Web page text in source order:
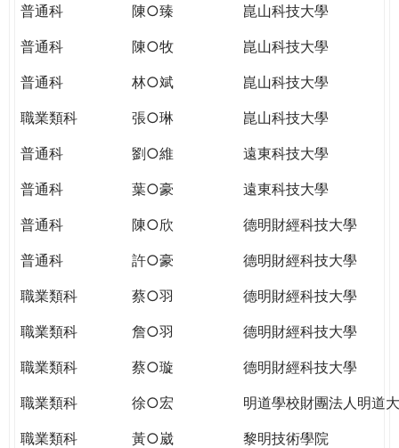
普通科
陳○臻
崑山科技大學
普通科
陳○牧
崑山科技大學
普通科
林○斌
崑山科技大學
職業類科
張○琳
崑山科技大學
普通科
劉○維
遠東科技大學
普通科
葉○豪
遠東科技大學
普通科
陳○欣
德明財經科技大學
普通科
許○豪
德明財經科技大學
職業類科
蔡○羽
德明財經科技大學
職業類科
詹○羽
德明財經科技大學
職業類科
蔡○璇
德明財經科技大學
職業類科
徐○宏
明道學校財團法人明道
職業類科
黃○崴
黎明技術學院